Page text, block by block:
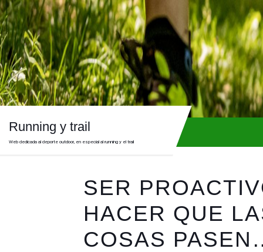
Skip
to
content
Running y trail
Web dedicada al deporte outdoor, en especial al running y el trail
SER
HACER QUE
COSAS